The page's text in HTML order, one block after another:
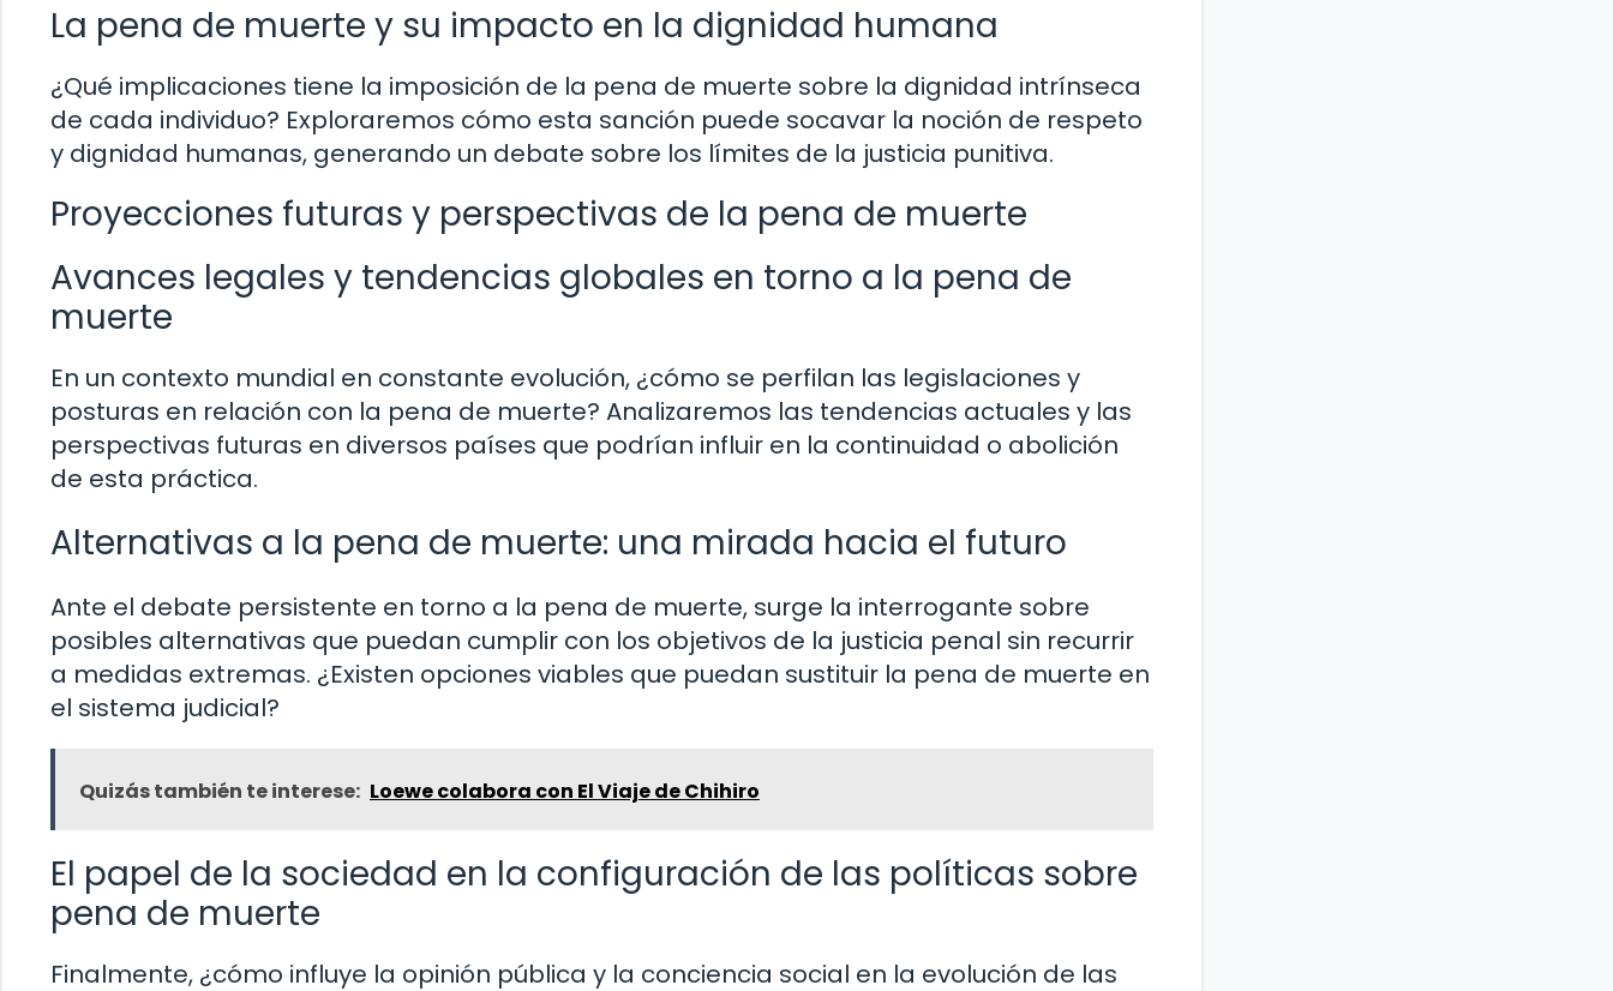
La pena de muerte y su impacto en la dignidad humana
¿Qué implicaciones tiene la imposición de la pena de muerte sobre la dignidad intrínseca
de cada individuo? Exploraremos cómo esta sanción puede socavar la noción de respeto
y dignidad humanas, generando un debate sobre los límites de la justicia punitiva.
Proyecciones futuras y perspectivas de la pena de muerte
Avances legales y tendencias globales en torno a la pena de
muerte
En un contexto mundial en constante evolución, ¿cómo se perfilan las legislaciones y
posturas en relación con la pena de muerte? Analizaremos las tendencias actuales y las
perspectivas futuras en diversos países que podrían influir en la continuidad o abolición
de esta práctica.
Alternativas a la pena de muerte: una mirada hacia el futuro
Ante el debate persistente en torno a la pena de muerte, surge la interrogante sobre
posibles alternativas que puedan cumplir con los objetivos de la justicia penal sin recurrir
a medidas extremas. ¿Existen opciones viables que puedan sustituir la pena de muerte en
el sistema judicial?
Quizás también te interese: Loewe colabora con El Viaje de Chihiro
El papel de la sociedad en la configuración de las políticas sobre
pena de muerte
Finalmente, ¿cómo influye la opinión pública y la conciencia social en la evolución de las